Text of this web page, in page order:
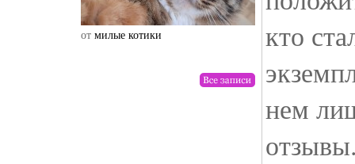
от милые котики от drunktwi
кто
нем